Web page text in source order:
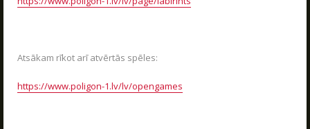
Atsākam rīkot arī atvērtās spēles:
https://www.poligon-1.lv/lv/opengames
Atvērtās spēles
Dāvanu kartes
SKOLĒNU EKSKURSIJAS